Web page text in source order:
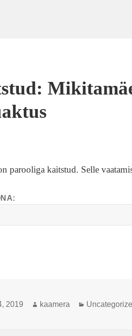
parooliga kaitstud. Selle
2019 Autor
kaamera Rubriigid